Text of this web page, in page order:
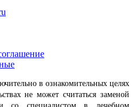
в ознакомительных целях
не может считаться заменой